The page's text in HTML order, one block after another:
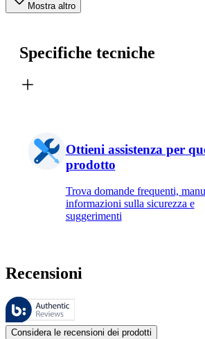
Mostra altro
Specifiche tecniche
Ottieni assistenza per
prodotto
Trova domande frequenti,
informazioni sulla sicurezza e
suggerimenti
Recensioni
Queste recensioni sono gestite da
Le valutazioni dei prodotti e le
Considera le recensioni dei prodotti